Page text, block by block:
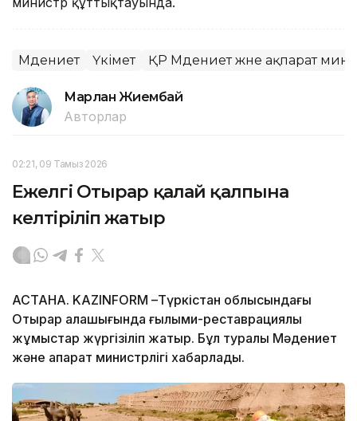
Мәдениет Үкімет ҚР Мәдениет және ақпарат
Марлан Жиембай
Авторлар
02:21, 09 Тамыз 2026
Ежелгі Отырар қалай қалпына
келтіріліп жатыр
АСТАНА. KAZINFORM –Түркістан облысындағы
Отырар қалашығында ғылыми-реставрациялық
жұмыстар жүргізіліп жатыр. Бұл туралы Мәдениет
және ақпарат министрлігі хабарлады.